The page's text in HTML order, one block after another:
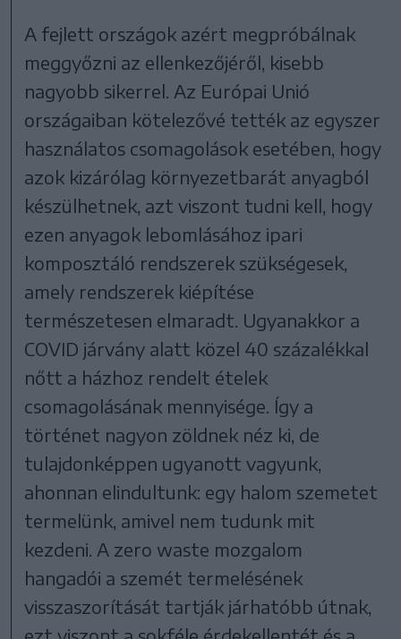
A fejlett országok azért megpróbálnak
meggyőzni az ellenkezőjéről, kisebb
nagyobb sikerrel. Az Európai Unió
országaiban kötelezővé tették az egyszer
használatos csomagolások esetében, hogy
azok kizárólag környezetbarát anyagból
készülhetnek, azt viszont tudni kell, hogy
ezen anyagok lebomlásához ipari
komposztáló rendszerek szükségesek,
amely rendszerek kiépítése
természetesen elmaradt. Ugyanakkor a
COVID járvány alatt közel 40 százalékkal
nőtt a házhoz rendelt ételek
csomagolásának mennyisége. Így a
történet nagyon zöldnek néz ki, de
tulajdonképpen ugyanott vagyunk,
ahonnan elindultunk: egy halom szemetet
termelünk, amivel nem tudunk mit
kezdeni. A zero waste mozgalom
hangadói a szemét termelésének
visszaszorítását tartják járhatóbb útnak,